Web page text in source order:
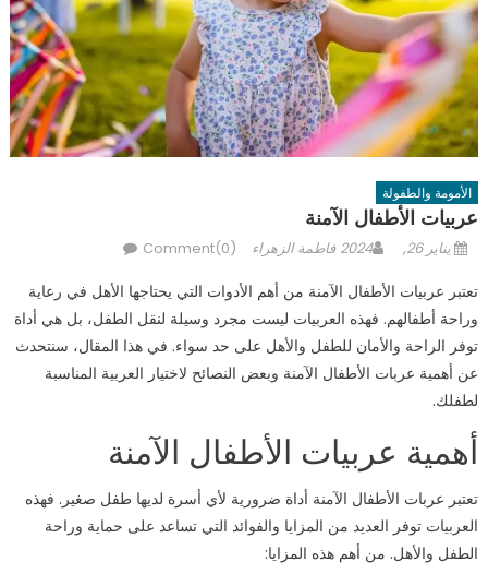
الأمومة والطفولة
عربيات الأطفال الآمنة
Posted
يناير 26, 2024 Author
فاطمة الزهراء Comment(0)
تعتبر عربيات الأطفال الآمنة من أهم الأدوات التي يحتاجها الأهل في رعاية
وراحة أطفالهم. فهذه العربيات ليست مجرد وسيلة لنقل الطفل، بل هي أداة
توفر الراحة والأمان للطفل والأهل على حد سواء. في هذا المقال، سنتحدث
عن أهمية عربات الأطفال الآمنة وبعض النصائح لاختيار العربية المناسبة
لطفلك.
أهمية عربيات الأطفال الآمنة
تعتبر عربات الأطفال الآمنة أداة ضرورية لأي أسرة لديها طفل صغير. فهذه
العربيات توفر العديد من المزايا والفوائد التي تساعد على حماية وراحة
الطفل والأهل. من أهم هذه المزايا: